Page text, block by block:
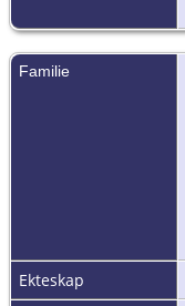
Familie
Ekteskap